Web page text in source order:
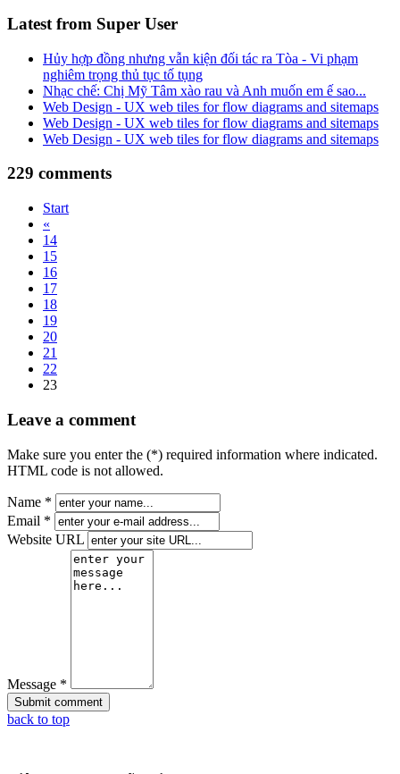
Latest from Super User
Hủy hợp đồng nhưng vẫn kiện đối tác ra Tòa - Vi phạm
nghiêm trọng thủ tục tố tụng
Nhạc chế: Chị Mỹ Tâm xào rau và Anh muốn em ế sao...
Web Design - UX web tiles for flow diagrams and sitemaps
Web Design - UX web tiles for flow diagrams and sitemaps
Web Design - UX web tiles for flow diagrams and sitemaps
229 comments
Start
«
14
15
16
17
18
19
20
21
22
23
Leave a comment
Make sure you enter the (*) required information where indicated.
HTML code is not allowed.
Name *
Email *
Website URL
Message *
back to top